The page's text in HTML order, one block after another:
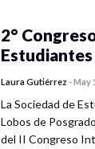
2°
Laura Gutiérrez -May
La Sociedad de
Lobos de
del II Congreso